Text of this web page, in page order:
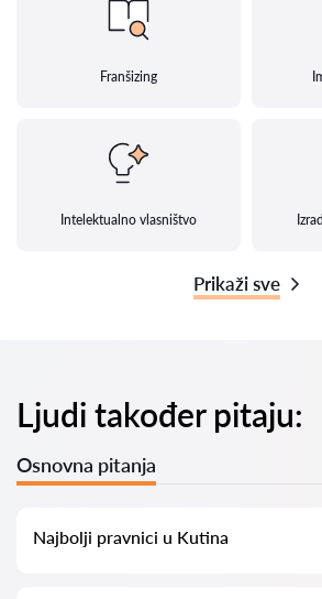
Franšizing
Intelektualno vlasništvo
Prikaži sve
Ljudi također pitaju:
Osnovna pitanja
Najbolji pravnici u Kutina